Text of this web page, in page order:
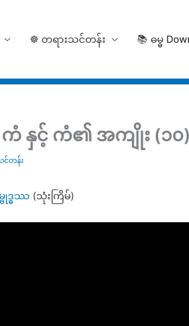
☸️ တရားသင်တန်း 📚 ဓမ္ဓ
နှင့် ကံ၏ အကျိုး (၁၀)
င်တန်း
ဒ္ဓဿ (သုံးကြိမ်)